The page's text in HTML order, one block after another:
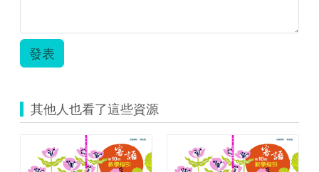
腔.jpg
發表
其他人也看了這些資源